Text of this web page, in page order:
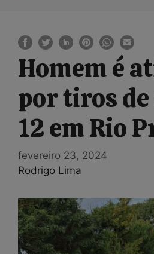
Homem é
por tiros
12 em Rio
fevereiro 23, 2024
Rodrigo Lima